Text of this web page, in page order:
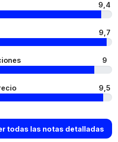
9,4
9,7
9
9,5
todas las notas detalladas